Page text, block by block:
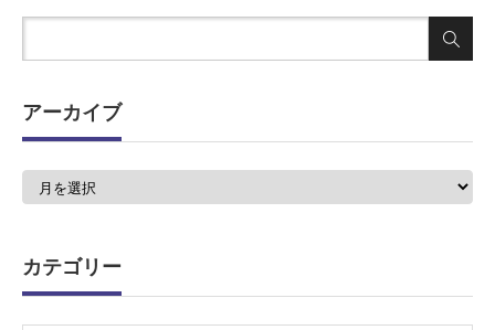
アーカイブ
カテゴリー